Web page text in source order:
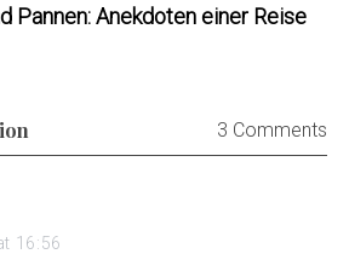
Pannen: Anekdoten einer Reise
3 Comments
16:56